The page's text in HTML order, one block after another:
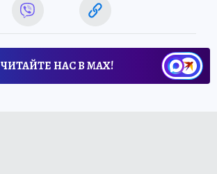
ЧИТАЙТЕ НАС В МАХ!